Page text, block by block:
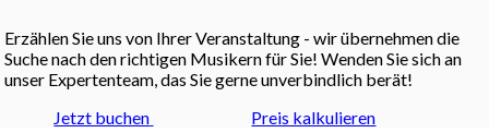
Erzählen Sie uns von Ihrer Veranstaltung - wir übernehmen die
Suche nach den richtigen Musikern für Sie! Wenden Sie sich an
unser Expertenteam, das Sie gerne unverbindlich berät!
Jetzt buchen
Preis kalkulieren